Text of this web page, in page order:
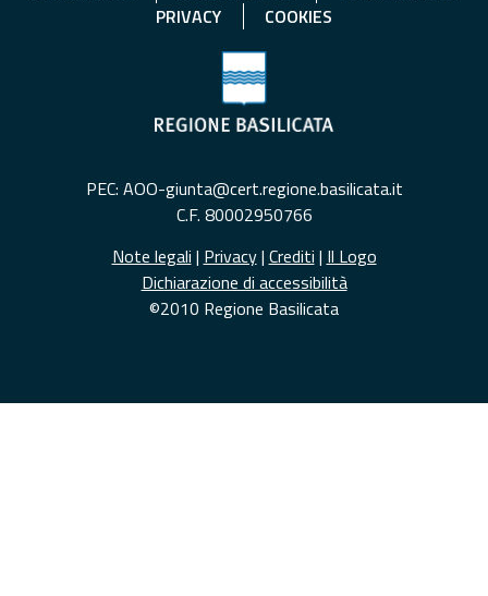
PRIVACY
COOKIES
PEC: AOO-giunta@cert.regione.basilicata.it
C.F. 80002950766
Note legali | Privacy| Crediti | Il Logo
Dichiarazione di accessibilità
©2010 Regione Basilicata